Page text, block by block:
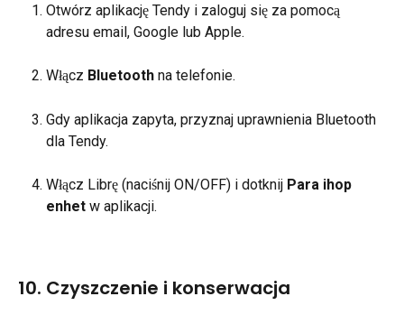
Otwórz aplikację Tendy i zaloguj się za pomocą
adresu email, Google lub Apple.
Włącz Bluetooth na telefonie.
Gdy aplikacja zapyta, przyznaj uprawnienia Bluetooth
dla Tendy.
Włącz Librę (naciśnij ON/OFF) i dotknij Para ihop
enhet w aplikacji.
10. Czyszczenie i konserwacja